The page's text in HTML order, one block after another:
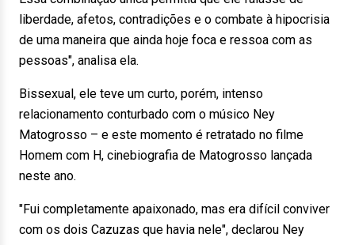
liberdade, afetos, contradições e o combate à hipocrisia
de uma maneira que ainda hoje foca e ressoa com as
pessoas", analisa ela.
Bissexual, ele teve um curto, porém, intenso
relacionamento conturbado com o músico Ney
Matogrosso – e este momento é retratado no filme
Homem com H, cinebiografia de Matogrosso lançada
neste ano.
"Fui completamente apaixonado, mas era difícil conviver
com os dois Cazuzas que havia nele", declarou Ney